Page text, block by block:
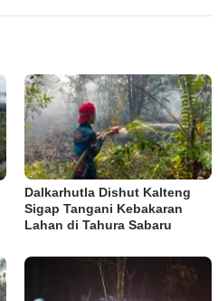
Dalkarhutla Dishut Kalteng
Sigap Tangani Kebakaran
Lahan di Tahura Sabaru